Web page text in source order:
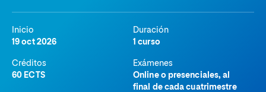
Inicio
19 oct 2026
Duración
1 curso
Créditos
60 ECTS
Exámenes
Online o presenciales, al
final de cada cuatrimestre